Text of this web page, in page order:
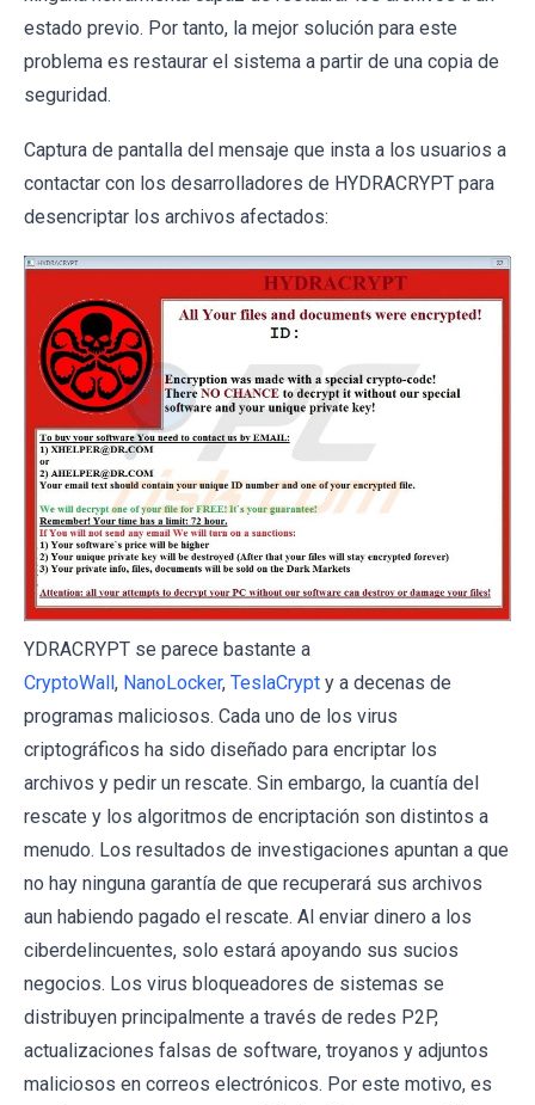
estado previo. Por tanto, la mejor solución para este
problema es restaurar el sistema a partir de una copia de
seguridad.
Captura de pantalla del mensaje que insta a los usuarios a
contactar con los desarrolladores de HYDRACRYPT para
desencriptar los archivos afectados:
YDRACRYPT se parece bastante a
CryptoWall , NanoLocker, TeslaCrypt y a decenas de
programas maliciosos. Cada uno de los virus
criptográficos ha sido diseñado para encriptar los
archivos y pedir un rescate. Sin embargo, la cuantía del
rescate y los algoritmos de encriptación son distintos a
menudo. Los resultados de investigaciones apuntan a que
no hay ninguna garantía de que recuperará sus archivos
aun habiendo pagado el rescate. Al enviar dinero a los
ciberdelincuentes, solo estará apoyando sus sucios
negocios. Los virus bloqueadores de sistemas se
distribuyen principalmente a través de redes P2P,
actualizaciones falsas de software, troyanos y adjuntos
maliciosos en correos electrónicos. Por este motivo, es